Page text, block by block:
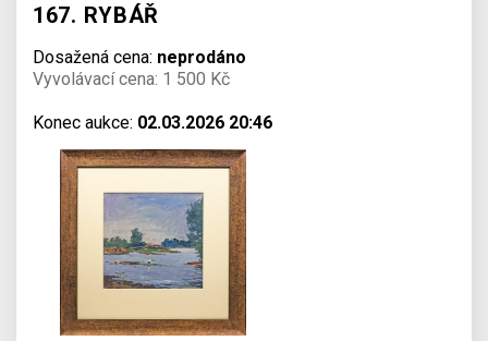
167. RYBÁŘ
Dosažená cena: neprodáno
Vyvolávací cena: 1 500 Kč
Konec aukce: 02.03.2026 20:46